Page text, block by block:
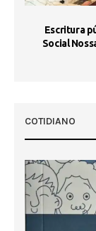
Escritura
Social
COTIDIANO